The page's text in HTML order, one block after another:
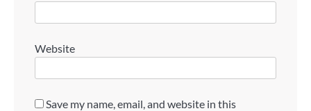
Website
Save my name, email, and website in this